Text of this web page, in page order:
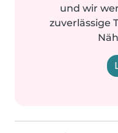
und wir
zuverlässige